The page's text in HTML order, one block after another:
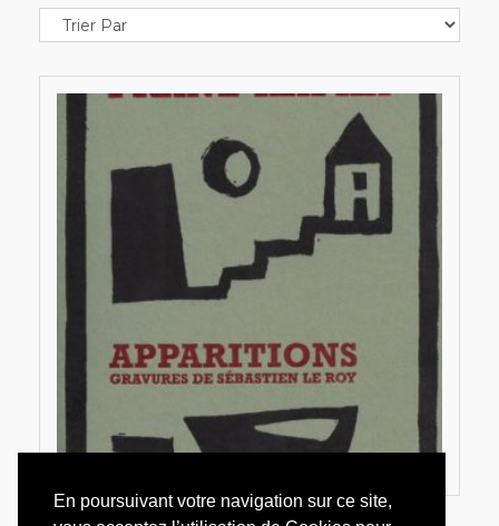
En poursuivant votre navigation sur ce site,